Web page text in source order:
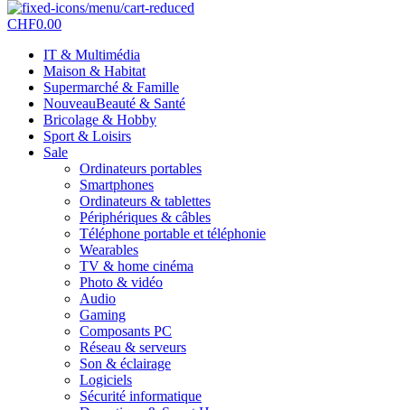
CHF0.00
IT & Multimédia
Maison & Habitat
Supermarché & Famille
NouveauBeauté & Santé
Bricolage & Hobby
Sport & Loisirs
Sale
Ordinateurs portables
Smartphones
Ordinateurs & tablettes
Périphériques & câbles
Téléphone portable et téléphonie
Wearables
TV & home cinéma
Photo & vidéo
Audio
Gaming
Composants PC
Réseau & serveurs
Son & éclairage
Logiciels
Sécurité informatique